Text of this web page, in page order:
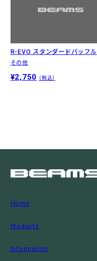
R-EVO スタンダードバッフル
その他
¥2,750 （税込）
Home
Products
Information